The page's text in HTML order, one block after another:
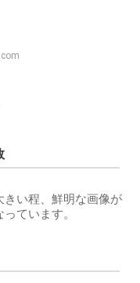
い程、鮮明な画像が
ています。